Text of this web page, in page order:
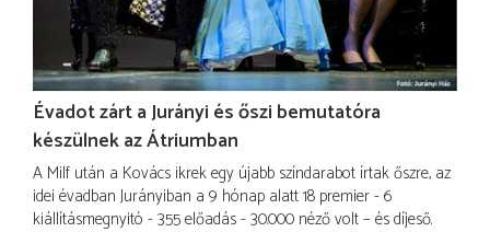
Évadot zárt a Jurányi és őszi bemutatóra
készülnek az Átriumban
A Milf után a Kovács ikrek egy újabb színdarabot írtak őszre, az
idei évadban Jurányiban a 9 hónap alatt 18 premier - 6
kiállításmegnyitó - 355 előadás - 30.000 néző volt – és díjeső.